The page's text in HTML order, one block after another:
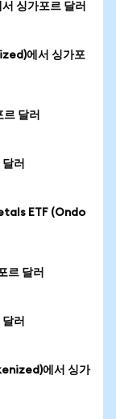
싱가포르 달러
에서 싱가포
달러
러
ETF (Ondo
르 달러
러
에서 싱가